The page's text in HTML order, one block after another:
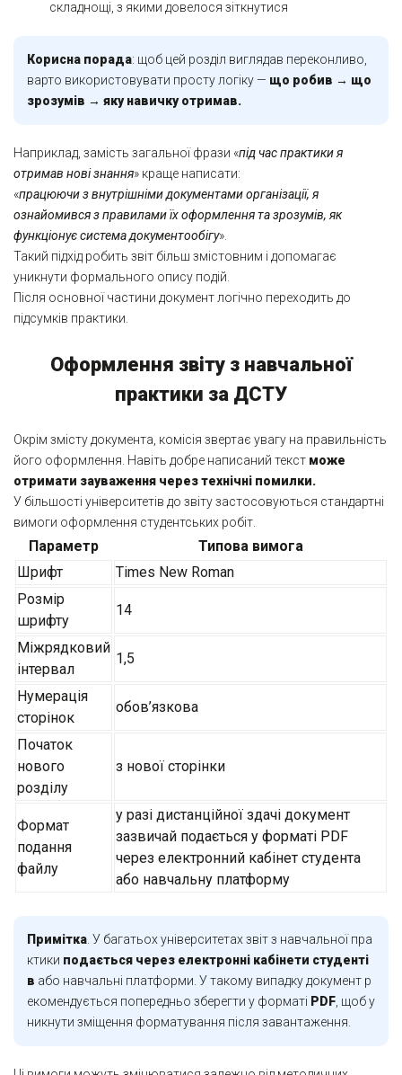
складнощі, з якими довелося зіткнутися
Корисна порада: щоб цей розділ виглядав переконливо,
варто використовувати просту логіку — що робив → що
зрозумів → яку навичку отримав.
Наприклад, замість загальної фрази «під час практики я
отримав нові знання» краще написати:
«працюючи з внутрішніми документами організації, я
ознайомився з правилами їх оформлення та зрозумів, як
функціонує система документообігу».
Такий підхід робить звіт більш змістовним і допомагає
уникнути формального опису подій.
Після основної частини документ логічно переходить до
підсумків практики.
Оформлення звіту з навчальної
практики за ДСТУ
Окрім змісту документа, комісія звертає увагу на правильність
його оформлення. Навіть добре написаний текст може
отримати зауваження через технічні помилки.
У більшості університетів до звіту застосовуються стандартні
вимоги оформлення студентських робіт.
Параметр
Типова вимога
Шрифт
Times New Roman
Розмір
шрифту
14
Міжрядковий
інтервал
1,5
Нумерація
сторінок
обов’язкова
Початок
нового
розділу
з нової сторінки
Формат
подання
файлу
у разі дистанційної здачі документ
зазвичай подається у форматі PDF
через електронний кабінет студента
або навчальну платформу
Примітка . У багатьох університетах звіт з навчальної пра
ктики подається через електронні кабінети студенті
в або навчальні платформи. У такому випадку документ р
екомендується попередньо зберегти у форматі PDF , щоб у
никнути зміщення форматування після завантаження.